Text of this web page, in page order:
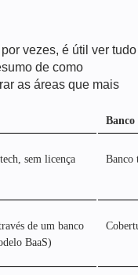
vezes, é útil ver tudo
de como
as áreas que mais
sem licença
Banco
de um banco
BaaS)